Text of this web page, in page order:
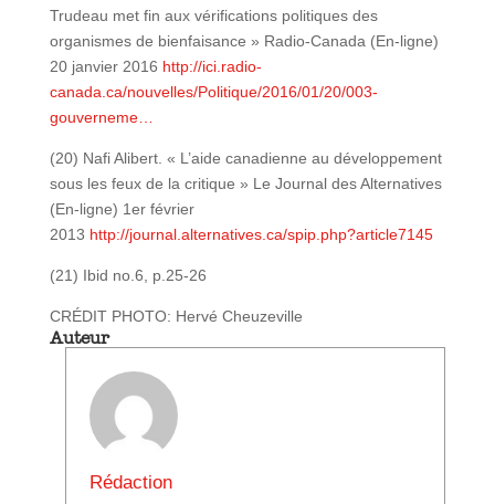
Trudeau met fin aux vérifications politiques des
organismes de bienfaisance » Radio-Canada (En-ligne)
20 janvier 2016 http://ici.radio-
canada.ca/nouvelles/Politique/2016/01/20/003-
gouverneme…
(20) Nafi Alibert. « L’aide canadienne au développement
sous les feux de la critique » Le Journal des Alternatives
(En-ligne) 1er février
2013 http://journal.alternatives.ca/spip.php?article7145
(21) Ibid no.6, p.25-26
CRÉDIT PHOTO: Hervé Cheuzeville
Auteur
Rédaction